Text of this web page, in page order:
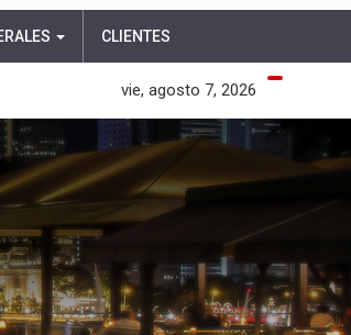
CLIENTES
vie, agosto 7, 2026